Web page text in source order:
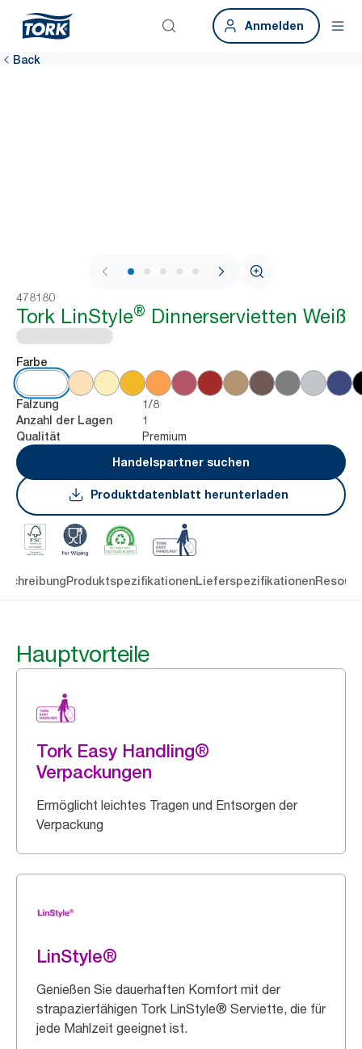
Anmelden
Back
1 / 6
478180
Tork LinStyle® Dinnerservietten Weiß
Farbe
Falzung 1/8
Anzahl der Lagen 1
Qualität
Premium
Handelspartner suchen
Produktdatenblatt herunterladen
ProduktspezifikationenLieferspezifikationen
Hauptvorteile
Tork Easy Handling®
Verpackungen
Ermöglicht leichtes Tragen und Entsorgen der
Verpackung
LinStyle®
Genießen Sie dauerhaften Komfort mit der
strapazierfähigen Tork LinStyle® Serviette, die für
jede Mahlzeit geeignet ist.